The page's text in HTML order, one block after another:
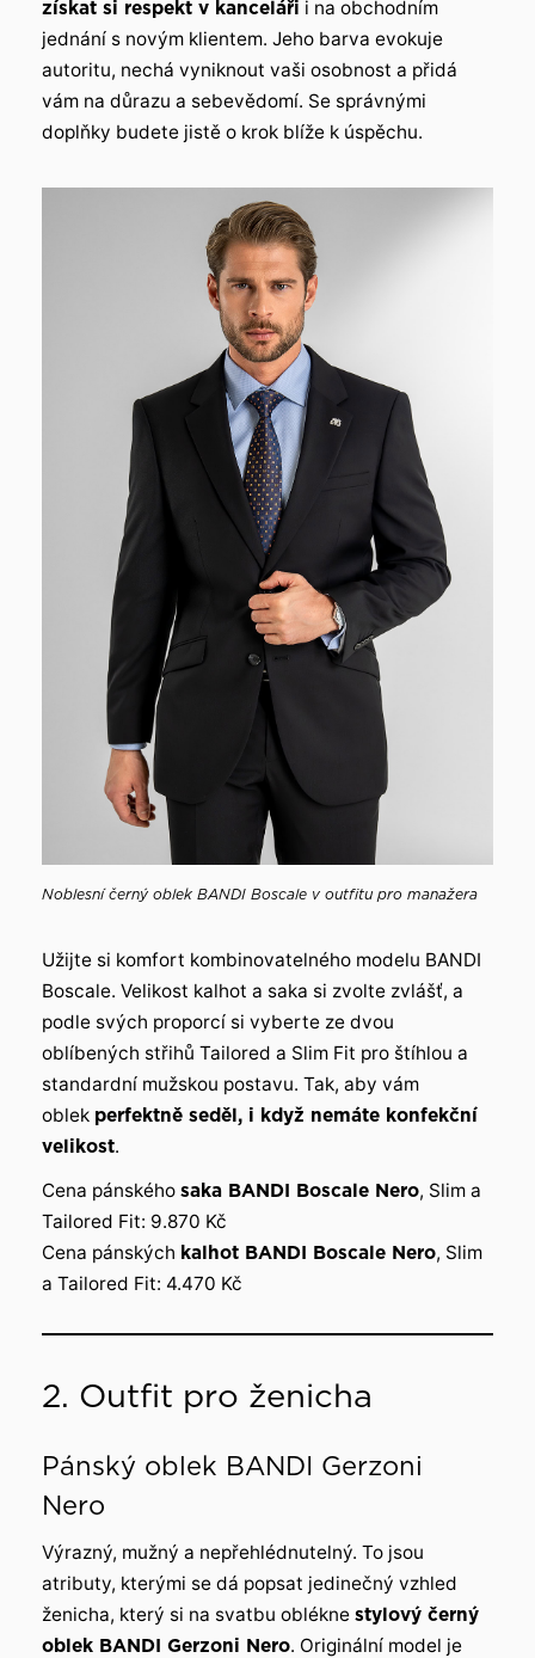
získat si respekt v kanceláři i na obchodním
jednání s novým klientem. Jeho barva evokuje
autoritu, nechá vyniknout vaši osobnost a přidá
vám na důrazu a sebevědomí. Se správnými
doplňky budete jistě o krok blíže k úspěchu.
Noblesní černý oblek BANDI Boscale v outfitu pro manažera
Užijte si komfort kombinovatelného modelu BANDI
Boscale. Velikost kalhot a saka si zvolte zvlášť, a
podle svých proporcí si vyberte ze dvou
oblíbených střihů Tailored a Slim Fit pro štíhlou a
standardní mužskou postavu. Tak, aby vám
oblek perfektně seděl, i když nemáte konfekční
velikost.
Cena pánského saka BANDI Boscale Nero, Slim a
Tailored Fit: 9.870 Kč
Cena pánských kalhot BANDI Boscale Nero, Slim
a Tailored Fit: 4.470 Kč
2. Outfit pro ženicha
Pánský oblek BANDI Gerzoni
Nero
Výrazný, mužný a nepřehlédnutelný. To jsou
atributy, kterými se dá popsat jedinečný vzhled
ženicha, který si na svatbu oblékne stylový černý
oblek BANDI Gerzoni Nero. Originální model je